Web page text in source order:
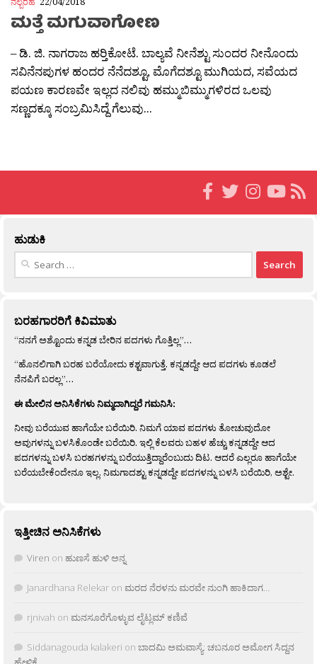
ಮತ್ತೆ ಮಗುವಾಗೋಣ
– ಡಿ. ಜಿ. ನಾಗರಾಜ ಹರ‍್ತಿಕೋಟೆ. ಬಾಲ್ಯವೆ ನೀನೆಶ್ಟು ಸುಂದರ ನೀನೊಂದು
ಸವಿನೆನಪುಗಳ ಹಂದರ ನೆನೆದಶ್ಟೂ, ಮೊಗೆದಶ್ಟೂ ಮುಗಿಯದ, ಸವೆಯದ
ಪಯಣ ಕಾರಣವೇ ಇಲ್ಲದ ನಲಿವು ಹಮ್ಮುಬಿಮ್ಮುಗಳಿರದ ಒಲವು
ಸಣ್ಣದಕ್ಕೂ ಸಂಬ್ರಮಿಸಿದ್ದೆ ಗೆಲುವು...
ಹುಡುಕಿ
Search
ಬರಹಗಾರರಿಗೆ ಕಿವಿಮಾತು
“ನನಗೆ ಅಶ್ಟೊಂದು ಕನ್ನಡ ಬೇರಿನ ಪದಗಳು ಗೊತ್ತಿಲ್ಲ”…
“ಹೊನಲಿಗಾಗಿ ಬರಹ ಬರೆಯೋದು ಕಶ್ಟವಾಗುತ್ತೆ. ಕನ್ನಡದ್ದೇ ಆದ ಪದಗಳು ಕೂಡಲೆ
ನೆನಪಿಗೆ ಬರಲ್ಲ”…
ಈ ಮೇಲಿನ ಅನಿಸಿಕೆಗಳು ನಿಮ್ಮದಾಗಿದ್ದರೆ ಗಮನಿಸಿ:
ನೀವು ಬರೆಯುವ ಹಾಗೆಯೇ ಬರೆಯಿರಿ. ನಿಮಗೆ ಯಾವ ಪದಗಳು ತೋಚುವುದೋ
ಅವುಗಳನ್ನು ಬಳಸಿಕೊಂಡೇ ಬರೆಯಿರಿ. ಇಲ್ಲಿ ಕೆಲವರು ಬಹಳ ಹೆಚ್ಚು ಕನ್ನಡದ್ದೇ ಆದ
ಪದಗಳನ್ನು ಬಳಸಿ ಬರಹಗಳನ್ನು ಬರೆಯುತ್ತಿದ್ದಾರೆಂಬುದು ದಿಟ. ಆದರೆ ಎಲ್ಲರೂ ಹಾಗೆಯೇ
ಬರೆಯಬೇಕೆಂದೇನೂ ಇಲ್ಲ. ನಿಮಗಾದಶ್ಟು ಕನ್ನಡದ್ದೇ ಪದಗಳನ್ನು ಬಳಸಿ ಬರೆಯಿರಿ, ಅಶ್ಟೇ.
ಇತ್ತೀಚಿನ ಅನಿಸಿಕೆಗಳು
Viren on ಹುಣಸೆ ಹುಳಿ ಅನ್ನ
Janardhana Relekar on ಮರದ ನೆರಳನು ಮರವೇ ನುಂಗಿ ಹಾಕಿದಾಗ…
rjnivah on ಮನಸೂರೆಗೊಳ್ಳುವ ಲೈಟ್ಲಮ್ ಕಣಿವೆ
Siddanagouda kalakeri on ಬಾದಮಿ ಅಮವಾಸ್ಯೆ: ಚಬನೂರ ಅಮೋಗ ಸಿದ್ದನ